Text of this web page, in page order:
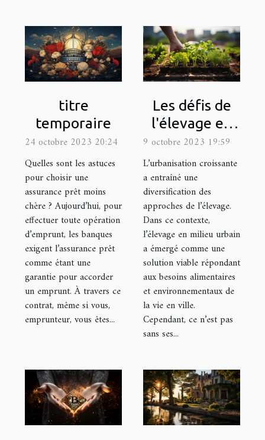
titre
temporaire
24 octobre 2023 20:24
Quelles sont les astuces
pour choisir une
assurance prêt moins
chère ? Aujourd’hui, pour
effectuer toute opération
d’emprunt, les banques
exigent l’assurance prêt
comme étant une
garantie pour accorder
un emprunt. À travers ce
contrat, même si vous,
emprunteur, vous êtes...
Les défis de
l'élevage en
milieu urbain :
quel matériel
utiliser ?
9 octobre 2023 19:59
L’urbanisation croissante
a entraîné une
diversification des
approches de l’élevage.
Dans ce contexte,
l’élevage en milieu urbain
a émergé comme une
solution viable répondant
aux besoins alimentaires
et environnementaux de
la vie en ville.
Cependant, ce n’est pas
sans ses...